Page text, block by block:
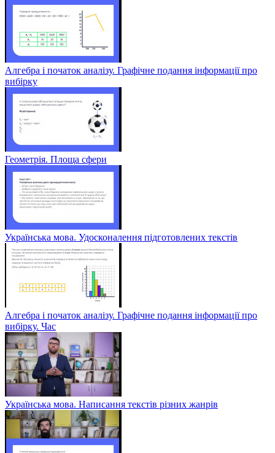
Алгебра і початок аналізу. Графічне подання інформації про
вибірку
Геометрія. Площа сфери
Українська мова. Удосконалення підготовлених текстів
Алгебра і початок аналізу. Графічне подання інформації про
вибірку. Час
Українська мова. Написання текстів різних жанрів